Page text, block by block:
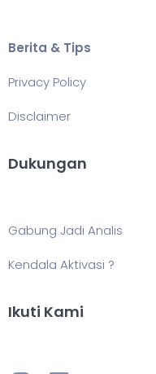
Berita & Tips
Privacy Policy
Disclaimer
Dukungan
Gabung Jadi Analis
Kendala Aktivasi ?
Ikuti Kami